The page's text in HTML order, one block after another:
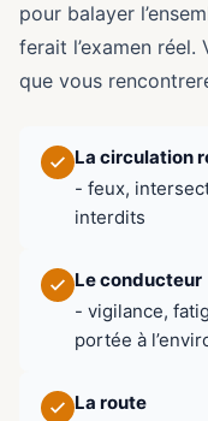
pour balayer
ferait l’examen
que vous
La circulation
- feux,
interdits
Le conducteur
- vigilance,
portée à
La route